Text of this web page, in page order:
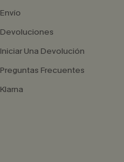
Envío
Devoluciones
Iniciar Una Devolución
Preguntas Frecuentes
Klarna